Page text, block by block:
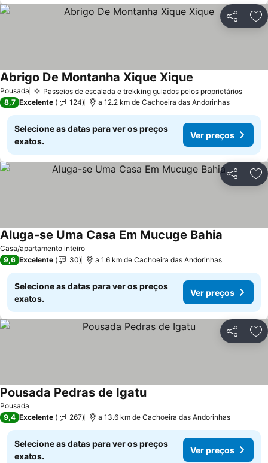
Partilhar
Pousada Passeios de escalada e trekking guiados pelos proprietários
Abrigo De Montanha Xique Xique
8,7 Excelente 124 a 12.2 km de Cachoeira das Andorinhas
Selecione as datas para ver os preços
exatos.
Ver preços
Partilhar
Casa/apartamento inteiro
Aluga-se Uma Casa Em Mucuge Bahia
9,6 Excelente 30 a 1.6 km de Cachoeira das Andorinhas
Selecione as datas para ver os preços
exatos.
Ver preços
Partilhar
Pousada
Pousada Pedras de Igatu
9,4 Excelente 267 a 13.6 km de Cachoeira das Andorinhas
Selecione as datas para ver os preços
exatos.
Ver preços